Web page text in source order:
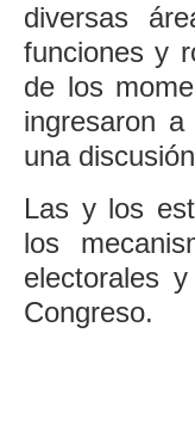
diversas
funciones y
de los
ingresaron
una
Las y los
los
electorales
Congreso.